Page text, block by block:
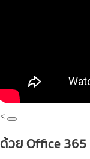
<
ด้วยOffice 365